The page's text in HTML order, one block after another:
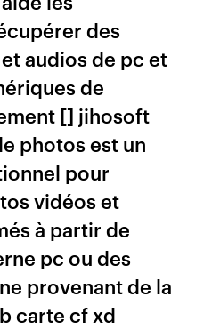
des
audios de pc et
de
[] jihosoft
photos est un
pour
vidéos et
à partir de
pc ou des
provenant de la
carte cf xd